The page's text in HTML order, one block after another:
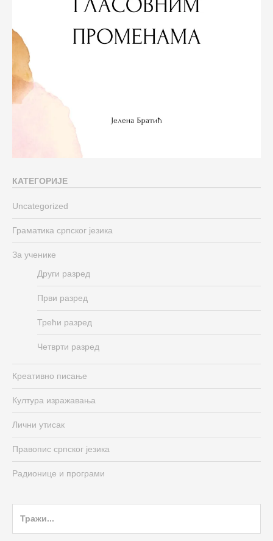
КАТЕГОРИЈЕ
Uncategorized
Граматика српског језика
За ученике
Други разред
Први разред
Трећи разред
Четврти разред
Креативно писање
Култура изражавања
Лични утисак
Правопис српског језика
Радионице и програми